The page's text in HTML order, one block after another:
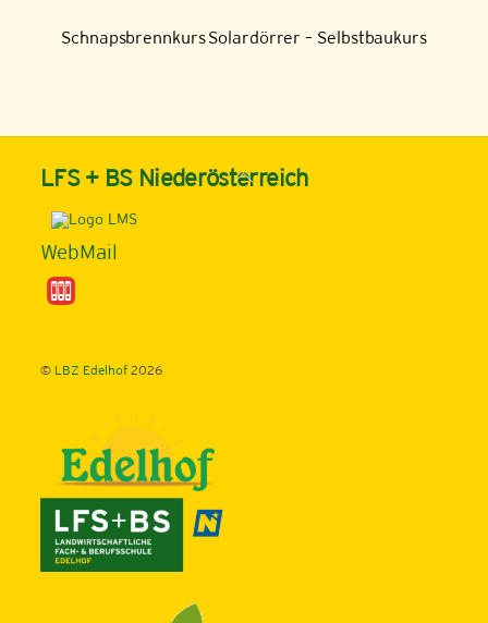
SchnapsbrennkursSolardörrer – Selbstbaukurs
Back
To
LFS + BS Niederösterreich
WebMail
© LBZ Edelhof2026